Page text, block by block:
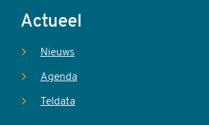
Actueel
Nieuws
Agenda
Teldata